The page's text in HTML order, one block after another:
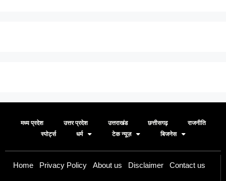
मध्य प्रदेश उत्तर प्रदेश उत्तराखंड छत्तीसगढ़
राजनीति
स्पोर्ट्स
धर्म टेक न्यूज़ बिजनेस
Home Privacy Policy About us Disclaimer Contact us